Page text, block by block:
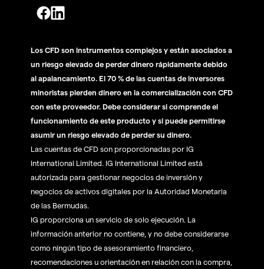
Los CFD son instrumentos complejos y están asociados a
un riesgo elevado de perder dinero rápidamente debido
al apalancamiento. El 70 % de las cuentas de inversores
minoristas pierden dinero en la comercialización con CFD
con este proveedor. Debe considerar si comprende el
funcionamiento de este producto y si puede permitirse
asumir un riesgo elevado de perder su dinero.
Las cuentas de CFD son proporcionadas por IG
International Limited. IG International Limited está
autorizada para gestionar negocios de inversión y
negocios de activos digitales por la Autoridad Monetaria
de las Bermudas.
IG proporciona un servicio de solo ejecución. La
información anterior no contiene, y no debe considerarse
como ningún tipo de asesoramiento financiero,
recomendaciones u orientación en relación con la compra,